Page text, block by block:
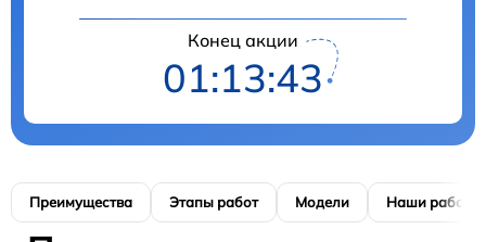
Конец акции
01:13:42
Преимущества Этапы работ Модели Наши работы